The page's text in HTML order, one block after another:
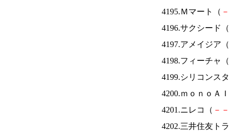
4195.Ｍマート（ －
4196.サクシード（
4197.アメイジア（
4198.フィーチャ（
4199.シリコンス
4200.ｍｏｎｏＡ
4201.ニレコ（ － －
4202.三井住友ト